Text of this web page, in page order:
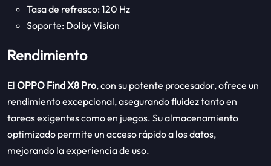
Tasa de refresco: 120 Hz
Soporte: Dolby Vision
Rendimiento
El OPPO Find X8 Pro, con su potente procesador, ofrece un
rendimiento excepcional, asegurando fluidez tanto en
tareas exigentes como en juegos. Su almacenamiento
optimizado permite un acceso rápido a los datos,
mejorando la experiencia de uso.